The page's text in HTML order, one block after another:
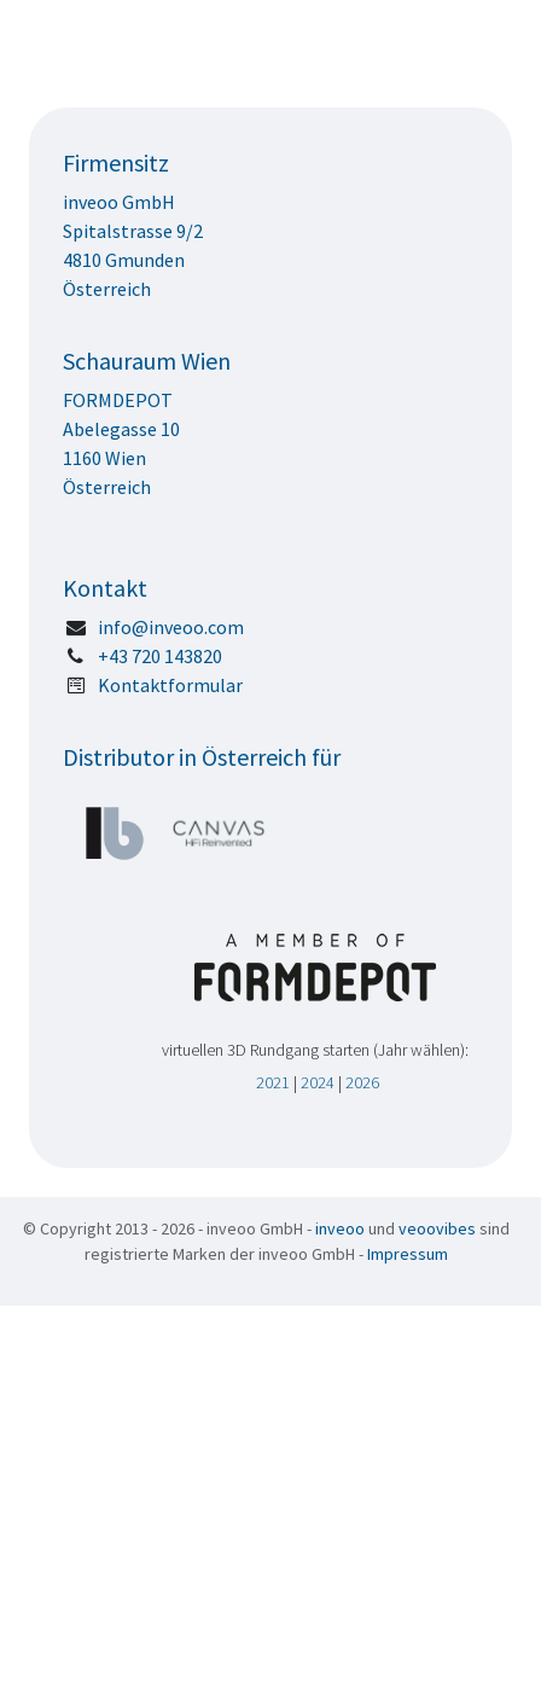
Firmensitz
inveoo GmbH
Spitalstrasse 9/2
4810 Gmunden
Österreich
Distributor in Österreich für
virtuellen 3D Rundgang starten (Jahr wählen):
2021 | 2024| 2026
Schauraum Wien
FORMDEPOT
Abelegasse 10
1160 Wien
Österreich
Kontakt
info@inveoo.com
+43 720 143820
Kontaktformular
© Copyright 2013 - 2026 - inveoo GmbH -inveoo und veoovibes sind
registrierte Marken der inveoo GmbH -Impressum